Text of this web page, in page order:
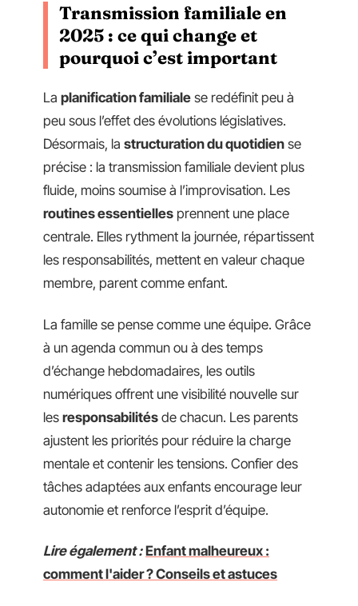
Transmission familiale en
2025 : ce qui change et
pourquoi c’est important
La planification familiale se redéfinit peu à
peu sous l’effet des évolutions législatives.
Désormais, la structuration du quotidien se
précise : la transmission familiale devient plus
fluide, moins soumise à l’improvisation. Les
routines essentielles prennent une place
centrale. Elles rythment la journée, répartissent
les responsabilités, mettent en valeur chaque
membre, parent comme enfant.
La famille se pense comme une équipe. Grâce
à un agenda commun ou à des temps
d’échange hebdomadaires, les outils
numériques offrent une visibilité nouvelle sur
les responsabilités de chacun. Les parents
ajustent les priorités pour réduire la charge
mentale et contenir les tensions. Confier des
tâches adaptées aux enfants encourage leur
autonomie et renforce l’esprit d’équipe.
Lire également : Enfant malheureux :
comment l'aider ? Conseils et astuces